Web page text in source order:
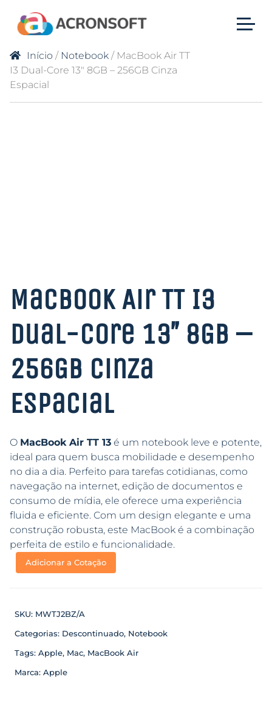
Início / Notebook / MacBook Air TT
I3 Dual-Core 13″ 8GB – 256GB Cinza
Espacial
MacBook Air TT I3
Dual-Core 13″ 8GB –
256GB Cinza
Espacial
O MacBook Air TT 13 é um notebook leve e potente,
ideal para quem busca mobilidade e desempenho
no dia a dia. Perfeito para tarefas cotidianas, como
navegação na internet, edição de documentos e
consumo de mídia, ele oferece uma experiência
fluida e eficiente. Com um design elegante e uma
construção robusta, este MacBook é a combinação
perfeita de estilo e funcionalidade.
Adicionar a Cotação
SKU: MWTJ2BZ/A
Categorias: Descontinuado, Notebook
Tags: Apple, Mac, MacBook Air
Marca: Apple